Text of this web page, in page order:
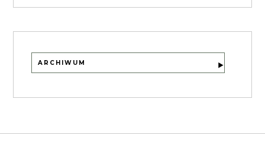
ARCHIWUM